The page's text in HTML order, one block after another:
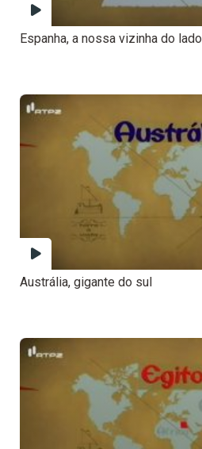
Espanha, a nossa vizinha do lado
Austrália, gigante do sul